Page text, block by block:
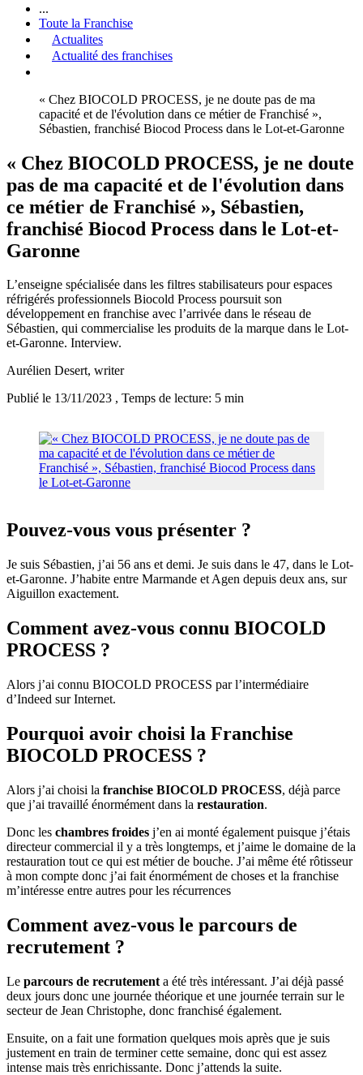
...
Toute la Franchise
Actualites
Actualité des franchises
« Chez BIOCOLD PROCESS, je ne doute pas de ma
capacité et de l'évolution dans ce métier de Franchisé »,
Sébastien, franchisé Biocod Process dans le Lot-et-Garonne
« Chez BIOCOLD PROCESS, je ne doute
pas de ma capacité et de l'évolution dans
ce métier de Franchisé », Sébastien,
franchisé Biocod Process dans le Lot-et-
Garonne
L’enseigne spécialisée dans les filtres stabilisateurs pour espaces
réfrigérés professionnels Biocold Process poursuit son
développement en franchise avec l’arrivée dans le réseau de
Sébastien, qui commercialise les produits de la marque dans le Lot-
et-Garonne. Interview.
Aurélien Desert, writer
Publié le 13/11/2023 , Temps de lecture: 5 min
Pouvez-vous vous présenter ?
Je suis Sébastien, j’ai 56 ans et demi. Je suis dans le 47, dans le Lot-
et-Garonne. J’habite entre Marmande et Agen depuis deux ans, sur
Aiguillon exactement.
Comment avez-vous connu BIOCOLD
PROCESS ?
Alors j’ai connu BIOCOLD PROCESS par l’intermédiaire
d’Indeed sur Internet.
Pourquoi avoir choisi la Franchise
BIOCOLD PROCESS ?
Alors j’ai choisi la franchise BIOCOLD PROCESS, déjà parce
que j’ai travaillé énormément dans la restauration.
Donc les chambres froides j’en ai monté également puisque j’étais
directeur commercial il y a très longtemps, et j’aime le domaine de la
restauration tout ce qui est métier de bouche. J’ai même été rôtisseur
à mon compte donc j’ai fait énormément de choses et la franchise
m’intéresse entre autres pour les récurrences
Comment avez-vous le parcours de
recrutement ?
Le parcours de recrutement a été très intéressant. J’ai déjà passé
deux jours donc une journée théorique et une journée terrain sur le
secteur de Jean Christophe, donc franchisé également.
Ensuite, on a fait une formation quelques mois après que je suis
justement en train de terminer cette semaine, donc qui est assez
intense mais très enrichissante. Donc j’attends la suite.